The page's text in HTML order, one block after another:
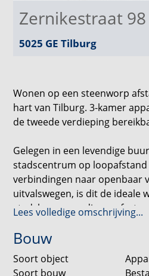
Zernikestraat 98
5025 GE Tilburg
Wonen op een steenworp
hart van Tilburg. 3-kamer
de tweede verdieping
Gelegen in een levendige
stadscentrum op
verbindingen naar openbaar
uitvalswegen, is dit de ideale
stadsbewoners die comfort
zoeken. Grijp je kans en plan
om deze unieke woning in
Begane grond:
Lees volledige omschrijving...
Bouw
Soort object
Soort bouw